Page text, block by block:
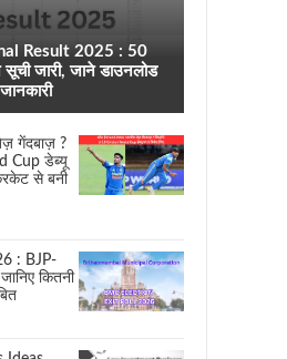
Result 2025 : 50
सूची जारी, जाने डाउनलोड
गेंदबाज़ ?
Cup डेब्यू
से बनी
: BJP-
कितनी